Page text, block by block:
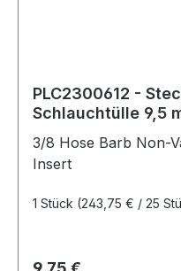
PLC2300612 -
Schlauchtülle 9,5
3/8 Hose Barb Non-
Insert
1 Stück (243,75 € / 25
Regulärer Preis: